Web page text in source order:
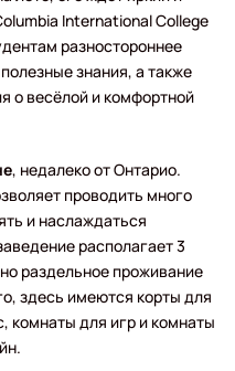
International College
разностороннее
знания, а также
о весёлой и комфортной
, недалеко от Онтарио.
проводить много
и наслаждаться
располагает 3
раздельное проживание
здесь имеются корты для
комнаты для игр и комнаты